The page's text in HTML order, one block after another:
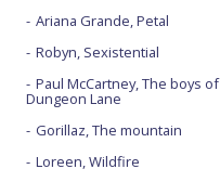
Ariana Grande, Petal
Robyn, Sexistential
Paul McCartney, The boys of
Dungeon Lane
Gorillaz, The mountain
Loreen, Wildfire